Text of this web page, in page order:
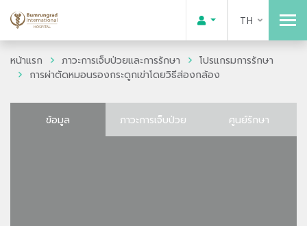
TH
หน้าแรก ภาวะการเจ็บป่วยและการรักษา
โปรแกรมการรักษา
การผ่าตัดหมอนรองกระดูกเข่าโดยวิธีส่องกล้อง
ข้อมูล ภาวะการเจ็บป่วย ศูนย์รักษา